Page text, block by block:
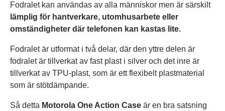
Fodralet kan användas av alla människor men är särskilt
lämplig för hantverkare, utomhusarbete eller
omständigheter där telefonen kan kastas lite.
Fodralet är utformat i två delar, där den yttre delen är
fodralet är tillverkat av fast plast i silver och det inre är
tillverkat av TPU-plast, som är ett flexibelt plastmaterial
som är stötdämpande.
Så detta Motorola One Action Case är en bra satsning